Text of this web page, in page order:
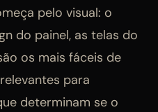
pelo visual: o
do painel, as telas do
os mais fáceis de
para
determinam se o